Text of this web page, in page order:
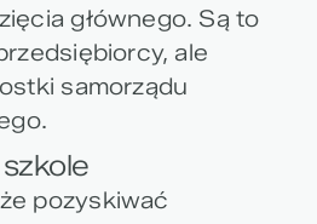
głównego. Są to
ale
samorządu
pozyskiwać